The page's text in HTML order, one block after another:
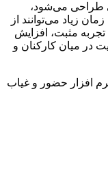
طراحی می‌شود،
زیاد می‌توانند از
تجربه مثبت، افزایش
در میان کارکنان و
افزار حضور و غیاب